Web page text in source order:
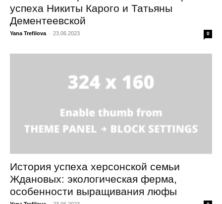
успеха Никиты Карого и Татьяны
Дементеевской
Yana Trefilova - 23.06.2023 0
История успеха херсонской семьи
Ждановых: экологическая ферма,
особенности выращивания люфы